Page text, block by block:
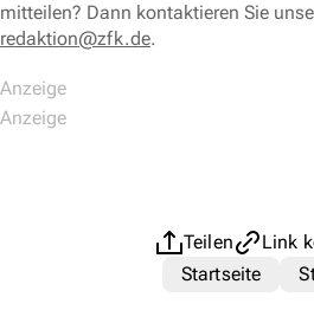
mitteilen? Dann kontaktieren Sie
redaktion@zfk.de.
Teilen
Link
Startseite